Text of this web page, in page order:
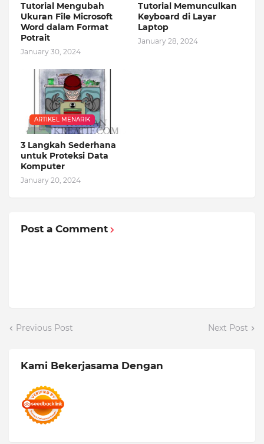
Tutorial Mengubah
Ukuran File Microsoft
Word dalam Format
Potrait
January 30, 2024
Tutorial Memunculkan
Keyboard di Layar
Laptop
January 28, 2024
ARTIKEL MENARIK
3 Langkah Sederhana
untuk Proteksi Data
Komputer
January 20, 2024
Post a Comment
Previous Post Next Post
Kami Bekerjasama Dengan